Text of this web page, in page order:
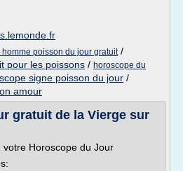
homme poisson du jour gratuit/
pour les poissons / horoscope du
signe poisson du jour /
amour
gratuit de la Vierge sur
votre Horoscope du Jour